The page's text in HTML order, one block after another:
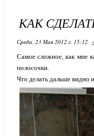
КАК
Среда, 23 Мая 2012 г. 15:12
Самое сложное, как мне
полосочки.
Что делать дальше видно